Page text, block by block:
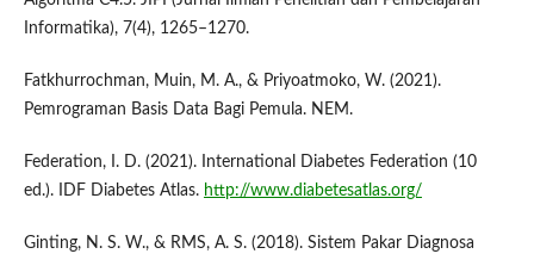
Informatika), 7(4), 1265–1270.
Fatkhurrochman, Muin, M. A., & Priyoatmoko, W. (2021).
Pemrograman Basis Data Bagi Pemula. NEM.
Federation, I. D. (2021). International Diabetes Federation (10
ed.). IDF Diabetes Atlas. http://www.diabetesatlas.org/
Ginting, N. S. W., & RMS, A. S. (2018). Sistem Pakar Diagnosa